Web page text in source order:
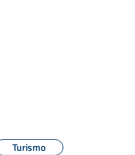
Turismo